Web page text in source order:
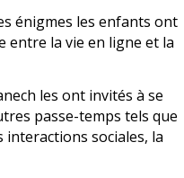
énigmes les enfants ont
entre la vie en ligne et la
les ont invités à se
passe-temps tels que
interactions sociales, la